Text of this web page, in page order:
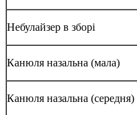
Небулайзер в зборі
Канюля назальна (мала)
Канюля назальна (середня)